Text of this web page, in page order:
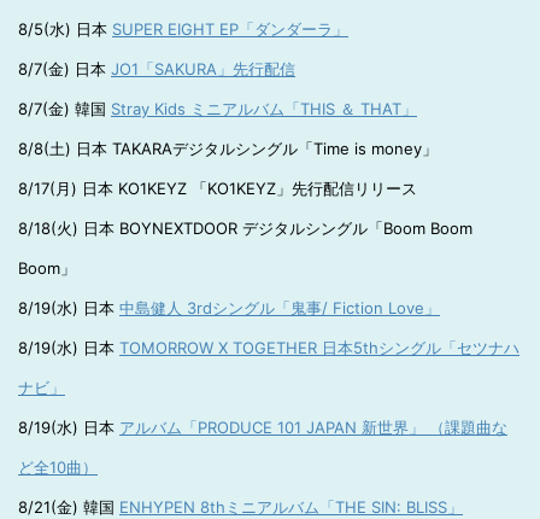
8/5(水) 日本 SUPER EIGHT EP「ダンダーラ」
8/7(金) 日本 JO1「SAKURA」先行配信
8/7(金) 韓国 Stray Kids ミニアルバム「THIS ＆ THAT」
8/8(土) 日本 TAKARAデジタルシングル「Time is money」
8/17(月) 日本 KO1KEYZ 「KO1KEYZ」先行配信リリース
8/18(火) 日本 BOYNEXTDOOR デジタルシングル「Boom Boom
Boom」
8/19(水) 日本 中島健人 3rdシングル「鬼事/ Fiction Love」
8/19(水) 日本 TOMORROW X TOGETHER 日本5thシングル「セツナハ
ナビ」
8/19(水) 日本 アルバム「PRODUCE 101 JAPAN 新世界」 （課題曲な
ど全10曲）
8/21(金) 韓国 ENHYPEN 8thミニアルバム「THE SIN: BLISS」